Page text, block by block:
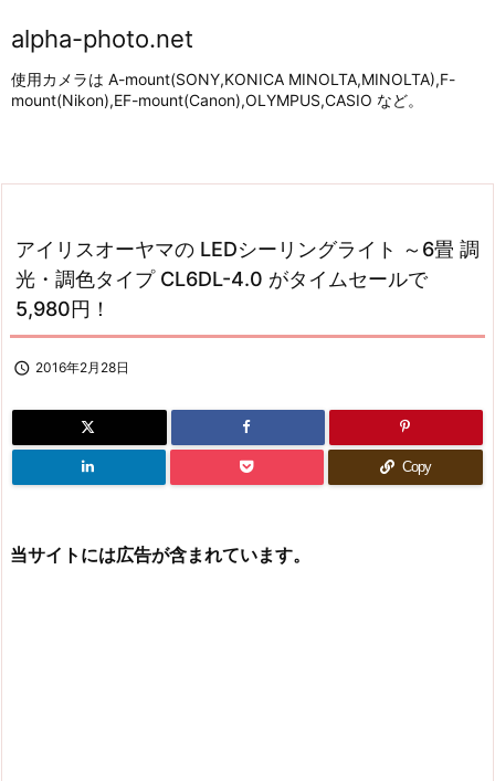
alpha-photo.net
使用カメラは A-mount(SONY,KONICA MINOLTA,MINOLTA),F-
mount(Nikon),EF-mount(Canon),OLYMPUS,CASIO など。
アイリスオーヤマの LEDシーリングライト ～6畳 調
光・調色タイプ CL6DL-4.0 がタイムセールで
5,980円！
 2016年2月28日
Copy
当サイトには広告が含まれています。